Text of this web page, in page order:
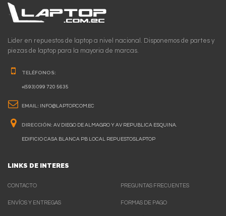
Lider en repuestos de laptop a nivel nacional. Disponemos de partes y
piezas de laptop para la mayoria de marcas.
TELÉFONOS:
+(593) 099 720 5635
EMAIL: INFO@LAPTOP.COM.EC
DIRECCIÓN: AV. DIEGO DE ALMAGRO Y AV REPUBLICA ESQUINA.
EDIFICIO CASA BLANCA PB LOCAL REPUESTOSLAPTOP
LINKS DE INTERES
CONTACTO
ENVÍOS Y ENTREGAS
PREGUNTAS FRECUENTES
FORMAS DE PAGO